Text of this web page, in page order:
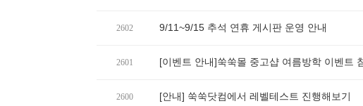
2602 9/11~9/15 추석 연휴 게시판 운영 안내
2601 [이벤트 안내]쑥쑥몰 중고샵 여름방학 이벤트
2600 [안내] 쑥쑥닷컴에서 레벨테스트 진행해보기